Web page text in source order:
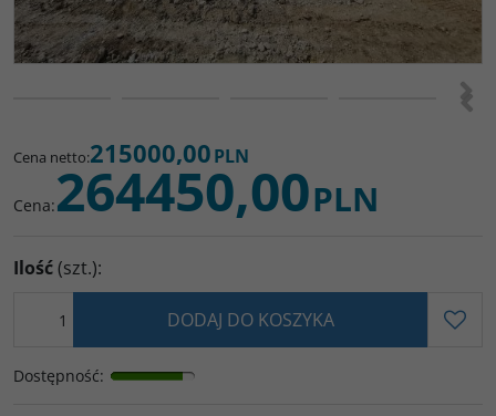
<
Cena netto:215000,00PLN
Cena:264450,00PLN
Ilość(szt.):
DODAJ DO KOSZYKA
Dostępność: